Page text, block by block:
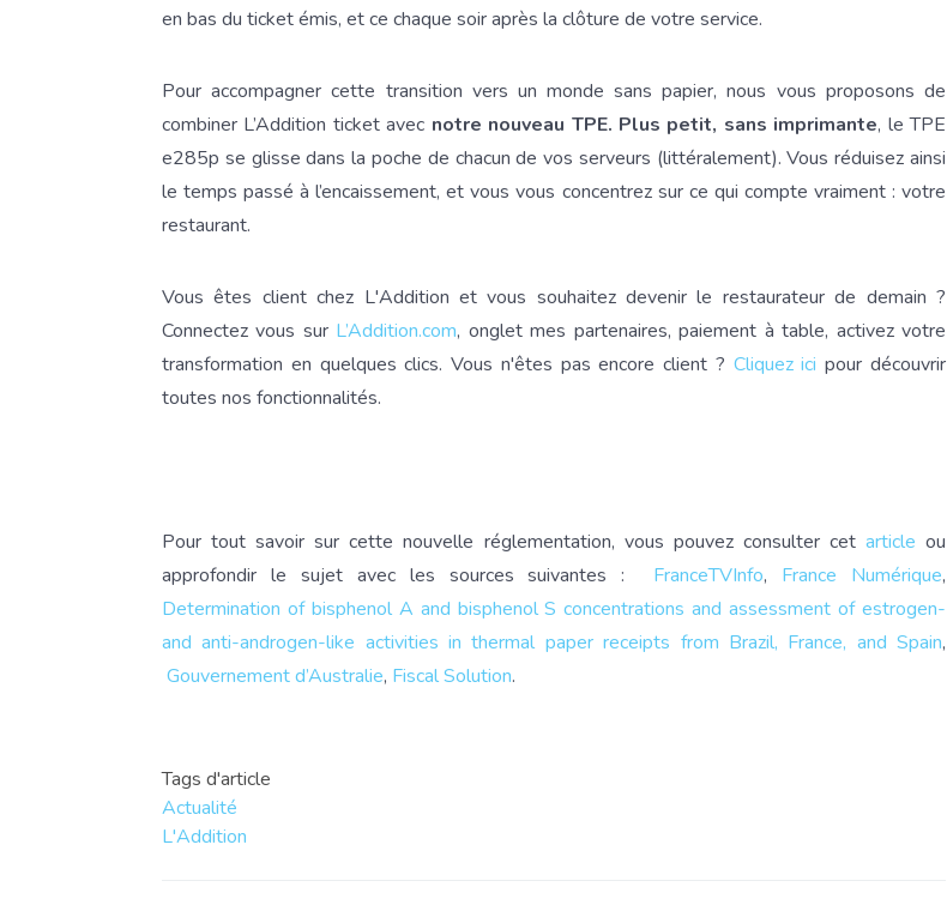
en bas du ticket émis, et ce chaque soir après la clôture de votre service.
Pour accompagner cette transition vers un monde sans papier, nous vous proposons de
combiner L’Addition ticket avec notre nouveau TPE. Plus petit, sans imprimante, le TPE
e285p se glisse dans la poche de chacun de vos serveurs (littéralement). Vous réduisez ainsi
le temps passé à l’encaissement, et vous vous concentrez sur ce qui compte vraiment : votre
restaurant.
Vous êtes client chez L'Addition et vous souhaitez devenir le restaurateur de demain ?
Connectez vous sur L’Addition.com, onglet mes partenaires, paiement à table, activez votre
transformation en quelques clics. Vous n'êtes pas encore client ? Cliquez ici pour découvrir
toutes nos fonctionnalités.
Pour tout savoir sur cette nouvelle réglementation, vous pouvez consulter cet article ou
approfondir le sujet avec les sources suivantes : FranceTVInfo, France Numérique,
Determination of bisphenol A and bisphenol S concentrations and assessment of estrogen-
and anti-androgen-like activities in thermal paper receipts from Brazil, France, and Spain,
Gouvernement d’Australie, Fiscal Solution.
Tags d'article
Actualité
L'Addition